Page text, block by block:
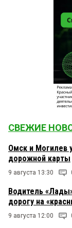
СВЕЖИЕ
Омск и Могилев
дорожной карты
9 августа 13:30
Водитель
дорогу на
9 августа 12:00